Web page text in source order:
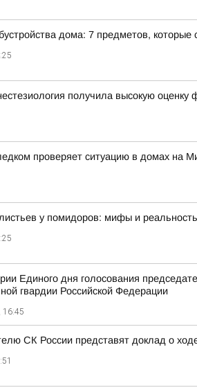
дома: 7 предметов, которые
получила высокую оценку
проверяет ситуацию в домах на
у помидоров: мифы и
Единого дня голосования
гвардии Российской Федерации
16:45
СК России представят доклад о